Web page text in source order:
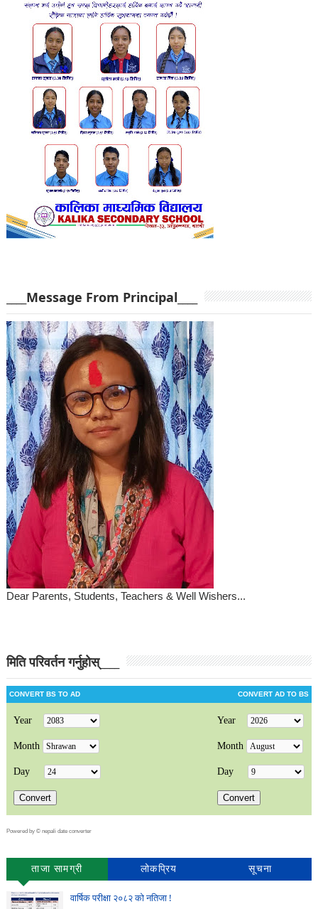
____Message From Principal____
Dear Parents, Students, Teachers & Well Wishers...
मिति परिवर्तन गर्नुहोस्____
Powered by © nepali date converter
ताजा सामग्री लोकप्रिय सूचना
वार्षिक परीक्षा २०८२ को नतिजा !